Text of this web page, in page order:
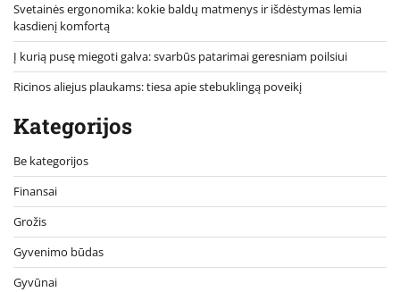
Svetainės ergonomika: kokie baldų matmenys ir išdėstymas lemia
kasdienį komfortą
Į kurią pusę miegoti galva: svarbūs patarimai geresniam poilsiui
Ricinos aliejus plaukams: tiesa apie stebuklingą poveikį
Kategorijos
Be kategorijos
Finansai
Grožis
Gyvenimo būdas
Gyvūnai